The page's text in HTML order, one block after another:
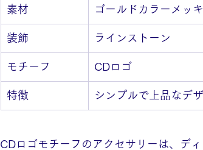
素材 ゴールドカラーメッキ
装飾 ラインストーン
モチーフ CDロゴ
特徴 シンプルで上品なデ
CDロゴモチーフのアクセサリーは、デ